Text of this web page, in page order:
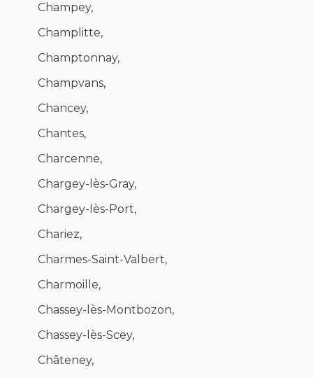
Champey,
Champlitte,
Champtonnay,
Champvans,
Chancey,
Chantes,
Charcenne,
Chargey-lès-Gray,
Chargey-lès-Port,
Chariez,
Charmes-Saint-Valbert,
Charmoille,
Chassey-lès-Montbozon,
Chassey-lès-Scey,
Châteney,